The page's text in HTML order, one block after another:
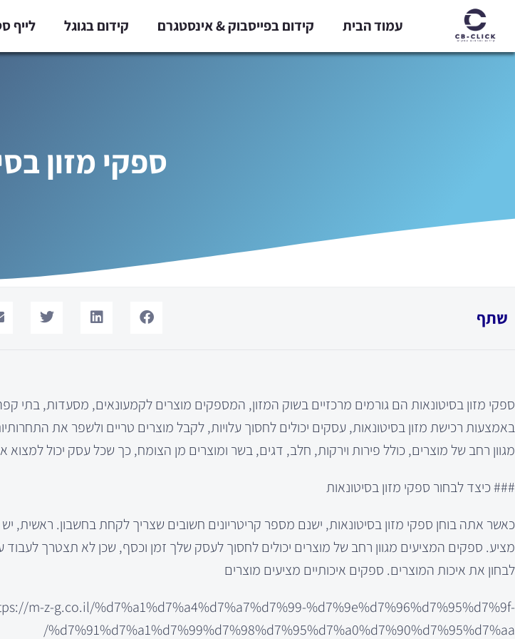
לתוכן
עמוד הבית קידום בפייסבוק & אינסטגרם קידום בגוגל לייף
ספקי מזון
שתף
ספקי מזון בסיטונאות הם גורמים מרכזיים בשוק המזון, המספקים מוצרים לקמעונאים, מסעדות, בתי
באמצעות רכישת מזון בסיטונאות, עסקים יכולים לחסוך עלויות, לקבל מוצרים טריים ולשפר את
מגוון רחב של מוצרים, כולל פירות וירקות, חלב, דגים, בשר ומוצרים מן הצומח, כך שכל עסק יכול למצוא
### כיצד לבחור ספקי מזון בסיטונאות
כאשר אתה בוחן ספקי מזון בסיטונאות, ישנם מספר קריטריונים חשובים שצריך לקחת בחשבון. ראשית,
מציע. ספקים המציעים מגוון רחב של מוצרים יכולים לחסוך לעסק שלך זמן וכסף, שכן לא תצטרך
לבחון את איכות המוצרים. ספקים איכותיים מציעים מוצרים
m-z-g.co.il/%d7%a1%d7%a4%d7%a7%d7%99-%d7%9e%d7%96%d7%95%d7%9f-
%d7%91%d7%a1%d7%99%d7%98%d7%95%d7%a0%d7%90%d7%95%d7%aa/